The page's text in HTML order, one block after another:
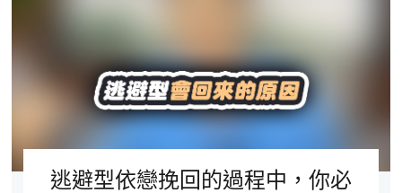
逃避型依戀挽回的過程中，你必